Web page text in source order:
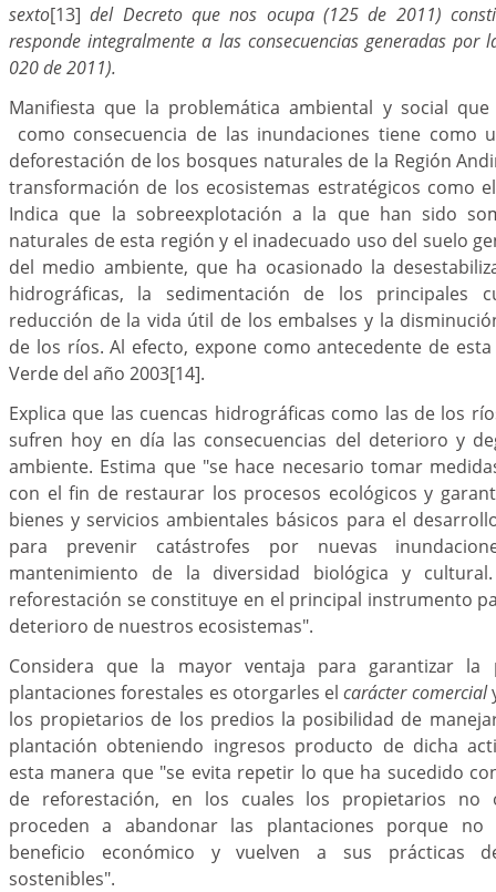
sexto[13] del Decreto que nos ocupa (125 de 2011)
responde integralmente a las consecuencias generadas por
020 de 2011).
Manifiesta que la problemática ambiental y social
como consecuencia de las inundaciones tiene como
deforestación de los bosques naturales de la Región
transformación de los ecosistemas estratégicos como
Indica que la sobreexplotación a la que han sido
naturales de esta región y el inadecuado uso del suelo
del medio ambiente, que ha ocasionado la
hidrográficas, la sedimentación de los principales
reducción de la vida útil de los embalses y la
de los ríos. Al efecto, expone como antecedente de
Verde del año 2003[14].
Explica que las cuencas hidrográficas como las de los
sufren hoy en día las consecuencias del deterioro y
ambiente. Estima que "se hace necesario tomar
con el fin de restaurar los procesos ecológicos y
bienes y servicios ambientales básicos para el
para prevenir catástrofes por nuevas
mantenimiento de la diversidad biológica y
reforestación se constituye en el principal instrumento
deterioro de nuestros ecosistemas".
Considera que la mayor ventaja para garantizar la
plantaciones forestales es otorgarles elcarácter comercial
los propietarios de los predios la posibilidad de
plantación obteniendo ingresos producto de dicha
esta manera que "se evita repetir lo que ha sucedido
de reforestación, en los cuales los propietarios no
proceden a abandonar las plantaciones porque no
beneficio económico y vuelven a sus prácticas
sostenibles".